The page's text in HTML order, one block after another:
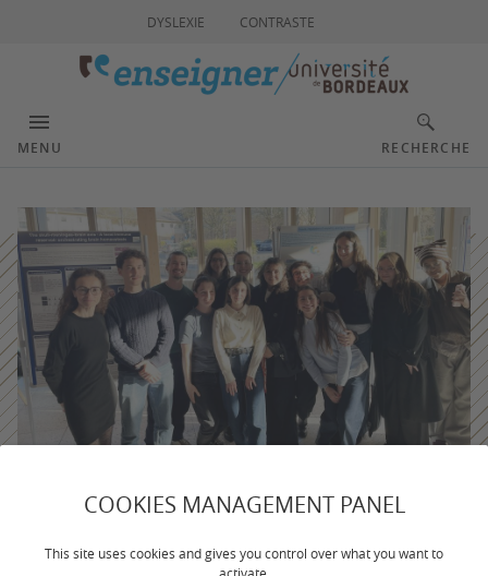
COOKIES MANAGEMENT PANEL
This site uses cookies and gives you control over what you want to
DYSLEXIE CONTRASTE
MENU RECHERCHE
Bordeaux et Warwick